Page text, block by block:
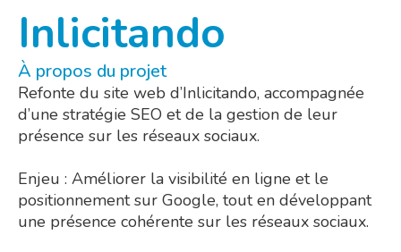
Inlicitando​
À propos du projet
Refonte du site web d’Inlicitando, accompagnée
d’une stratégie SEO et de la gestion de leur
présence sur les réseaux sociaux.
Enjeu : Améliorer la visibilité en ligne et le
positionnement sur Google, tout en développant
une présence cohérente sur les réseaux sociaux.